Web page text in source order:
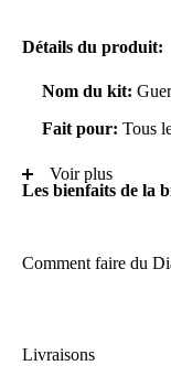
Détails du produit:
Nom du kit:
Fait pour: Tous
Les bienfaits de la
Améliore la
Activité simple et
Voir plus
Comment faire du
Livraisons